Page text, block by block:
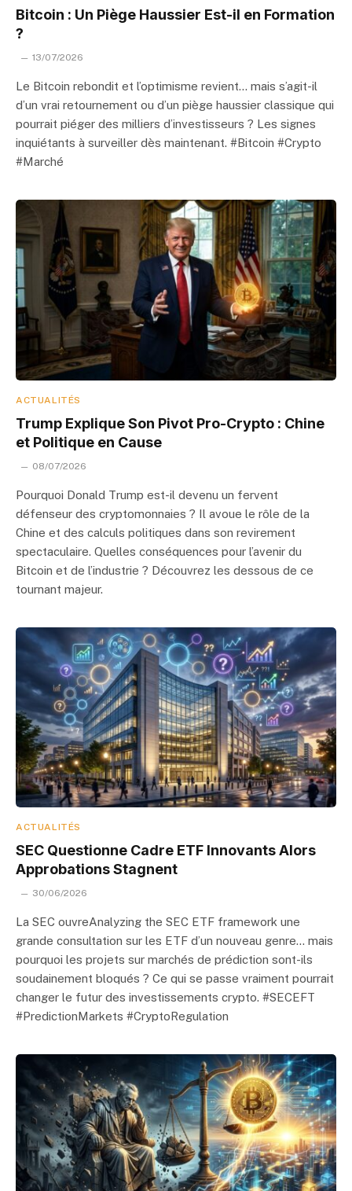
Bitcoin : Un Piège Haussier Est-il en Formation
?
13/07/2026
Le Bitcoin rebondit et l’optimisme revient… mais s’agit-il
d’un vrai retournement ou d’un piège haussier classique qui
pourrait piéger des milliers d’investisseurs ? Les signes
inquiétants à surveiller dès maintenant. #Bitcoin #Crypto
#Marché
ACTUALITÉS
Trump Explique Son Pivot Pro-Crypto : Chine
et Politique en Cause
08/07/2026
Pourquoi Donald Trump est-il devenu un fervent
défenseur des cryptomonnaies ? Il avoue le rôle de la
Chine et des calculs politiques dans son revirement
spectaculaire. Quelles conséquences pour l’avenir du
Bitcoin et de l’industrie ? Découvrez les dessous de ce
tournant majeur.
ACTUALITÉS
SEC Questionne Cadre ETF Innovants Alors
Approbations Stagnent
30/06/2026
La SEC ouvreAnalyzing the SEC ETF framework une
grande consultation sur les ETF d’un nouveau genre… mais
pourquoi les projets sur marchés de prédiction sont-ils
soudainement bloqués ? Ce qui se passe vraiment pourrait
changer le futur des investissements crypto. #SECEFT
#PredictionMarkets #CryptoRegulation